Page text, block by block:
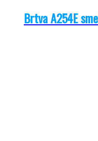
Brtva A254E